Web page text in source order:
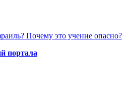
Почему это учение опасно?
портала